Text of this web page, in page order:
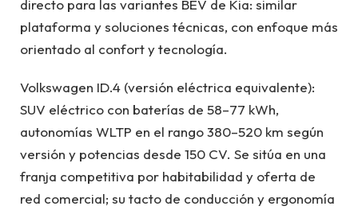
directo para las variantes BEV de Kia: similar
plataforma y soluciones técnicas, con enfoque más
orientado al confort y tecnología.
Volkswagen ID.4 (versión eléctrica equivalente):
SUV eléctrico con baterías de 58–77 kWh,
autonomías WLTP en el rango 380–520 km según
versión y potencias desde 150 CV. Se sitúa en una
franja competitiva por habitabilidad y oferta de
red comercial; su tacto de conducción y ergonomía